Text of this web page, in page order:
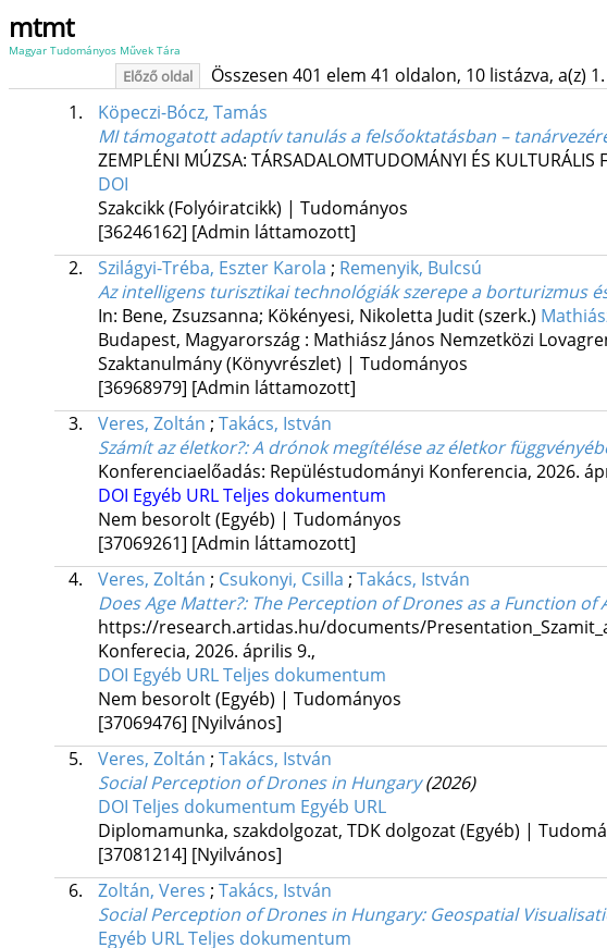
mtmt
Magyar Tudományos Művek Tára
Előző oldal Összesen 401 elem 41 oldalon, 10 listázva, a(z)
1.
Köpeczi-Bócz, Tamás
MI támogatott adaptív tanulás a felsőoktatásban –
ZEMPLÉNI MÚZSA: TÁRSADALOMTUDOMÁNYI ÉS KULTURÁLIS
DOI
Szakcikk (Folyóiratcikk) | Tudományos
[36246162] [Admin láttamozott]
2.
Szilágyi-Tréba, Eszter Karola ; Remenyik, Bulcsú
Az intelligens turisztikai technológiák szerepe a borturizmus
In: Bene, Zsuzsanna; Kökényesi, Nikoletta Judit (szerk.)
Budapest, Magyarország : Mathiász János Nemzetközi
Szaktanulmány (Könyvrészlet) | Tudományos
[36968979] [Admin láttamozott]
3.
Veres, Zoltán ; Takács, István
Számít az életkor?: A drónok megítélése az életkor
Konferenciaelőadás: Repüléstudományi Konferencia, 2026.
DOI Egyéb URLTeljes dokumentum
Nem besorolt (Egyéb) | Tudományos
[37069261] [Admin láttamozott]
4.
Veres, Zoltán ; Csukonyi, Csilla ; Takács, István
Does Age Matter?: The Perception of Drones as a Function of
https://research.artidas.hu/documents/
Konferecia, 2026. április 9.,
DOI Egyéb URLTeljes dokumentum
Nem besorolt (Egyéb) | Tudományos
[37069476] [Nyilvános]
5.
Veres, Zoltán ; Takács, István
Social Perception of Drones in Hungary (2026)
DOI Teljes dokumentum Egyéb URL
Diplomamunka, szakdolgozat, TDK dolgozat (Egyéb) |
[37081214] [Nyilvános]
6.
Zoltán, Veres ; Takács, István
Social Perception of Drones in Hungary: Geospatial
Egyéb URLTeljes dokumentum